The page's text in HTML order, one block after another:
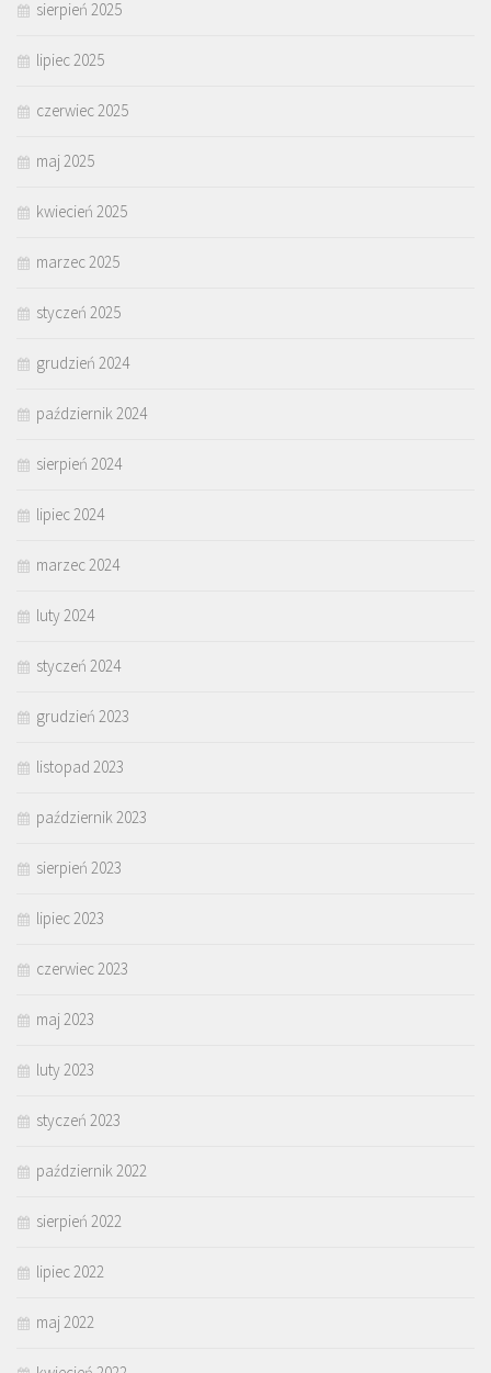
sierpień 2025
lipiec 2025
czerwiec 2025
maj 2025
kwiecień 2025
marzec 2025
styczeń 2025
grudzień 2024
październik 2024
sierpień 2024
lipiec 2024
marzec 2024
luty 2024
styczeń 2024
grudzień 2023
listopad 2023
październik 2023
sierpień 2023
lipiec 2023
czerwiec 2023
maj 2023
luty 2023
styczeń 2023
październik 2022
sierpień 2022
lipiec 2022
maj 2022